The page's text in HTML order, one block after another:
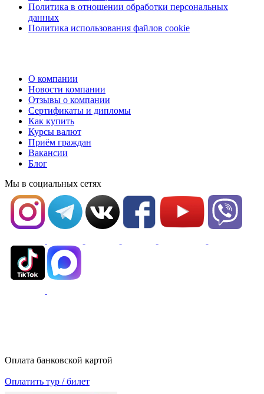
Политика в отношении обработки персональных
данных
Политика использования файлов cookie
О компании
Новости компании
Отзывы о компании
Сертификаты и дипломы
Как купить
Курсы валют
Приём граждан
Вакансии
Блог
Мы в социальных сетях
Оплата банковской картой
Оплатить тур / билет